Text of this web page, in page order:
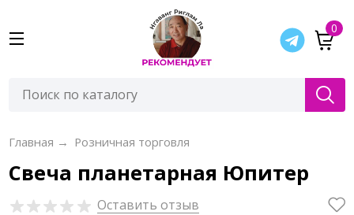
0
Главная → Розничная торговля
Свеча планетарная Юпитер
Оставить отзыв